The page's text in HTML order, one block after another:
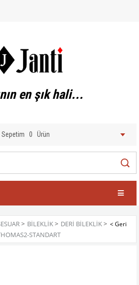
en şık hali...
Sepetim 0 Ürün
> BILEKLIK> DERI BILEKLIK>
STANDART